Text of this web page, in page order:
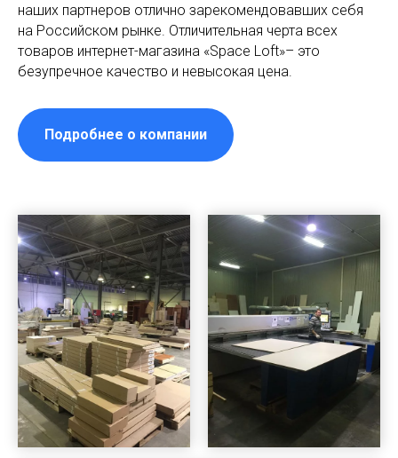
наших партнеров отлично зарекомендовавших себя
на Российском рынке. Отличительная черта всех
товаров интернет-магазина «Space Loft»– это
безупречное качество и невысокая цена.
Подробнее о компании